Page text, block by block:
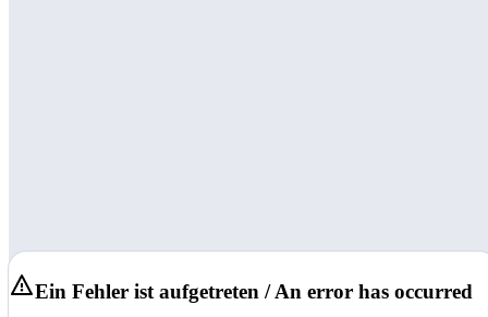
Ein Fehler ist aufgetreten / An error has occurred